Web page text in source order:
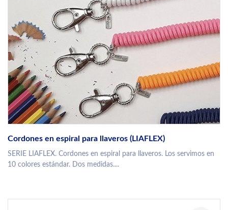
Cordones en espiral para llaveros (LIAFLEX)
SERIE LIAFLEX. Cordones en espiral para llaveros. Los servimos en
10 colores estándar. Dos medidas....